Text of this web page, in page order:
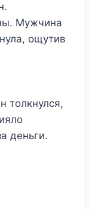
Мужчина
ощутив
толкнулся,
деньги.